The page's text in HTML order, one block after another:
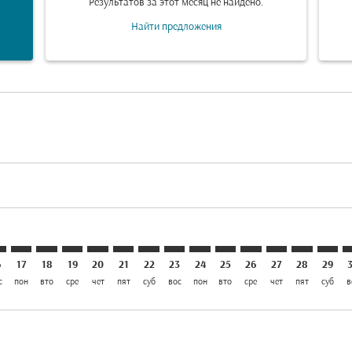
Результатов за этот месяц не найдено.
Найти предложения
17
пон
18
вто
ISB–GOI: cmp-view-offers-disclaimer. Найти
19
сре
ISB–GOI: cmp-view-offers-disclaimer. Найти
20
чет
ISB–GOI: cmp-view-offers-disclaimer.
21
пят
ISB–GOI: cmp-view-offers-
22
суб
ISB–GOI: cmp-view-offers-
23
вос
ISB–GOI: cmp-view-
24
пон
ISB–GOI: cmp-view-
25
вто
ISB–GOI: cmp-
26
сре
ISB–GOI:
27
чет
28
пят
29
суб